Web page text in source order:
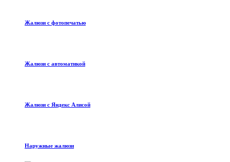
Жалюзи с фотопечатью
Жалюзи с автоматикой
Жалюзи с Яндекс Алисой
Наружные жалюзи